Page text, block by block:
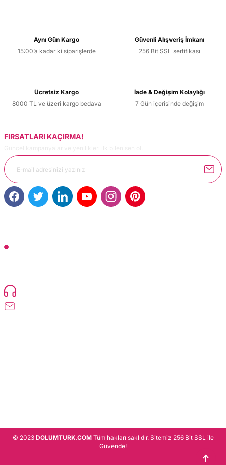
Aynı Gün Kargo
15:00’a kadar ki siparişlerde
Güvenli Alışveriş İmkanı
256 Bit SSL sertifikası
Ücretsiz Kargo
8000 TL ve üzeri kargo bedava
İade & Değişim Kolaylığı
7 Gün içerisinde değişim
FIRSATLARI KAÇIRMA!
© 2023 DOLUMTURK.COMTüm hakları saklıdır. Sitemiz 256 Bit SSL ile
Güvende!